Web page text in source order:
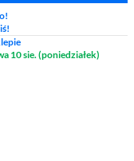
10 sie. (poniedziałek)